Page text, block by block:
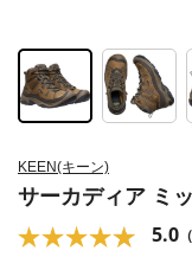
KEEN(キーン)
サーカディア ミ
5.0